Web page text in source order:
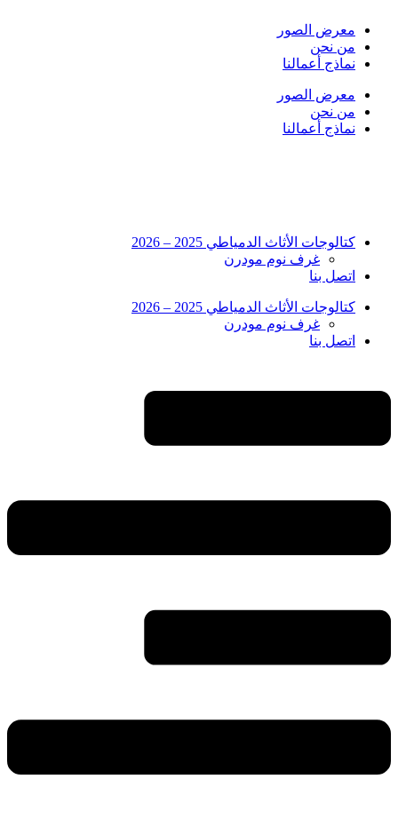
content
معرض الصور
من نحن
نماذج أعمالنا
معرض الصور
من نحن
نماذج أعمالنا
كتالوجات الأثاث الدمياطي 2025 – 2026
غرف نوم مودرن
اتصل بنا
كتالوجات الأثاث الدمياطي 2025 – 2026
غرف نوم مودرن
اتصل بنا